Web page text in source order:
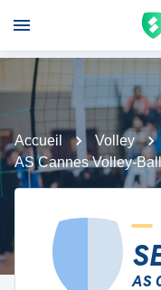
Accueil Volley
AS Cannes Volley-Ball
AS